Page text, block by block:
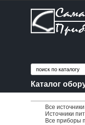
Каталог
Все
Источники
Все приборы